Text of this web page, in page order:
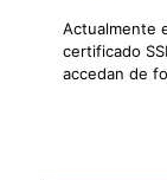
Actualmente
certificado
accedan de